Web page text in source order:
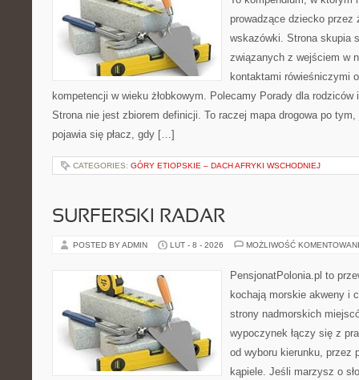
prowadzące dziecko przez
wskazówki. Strona skupia
związanych z wejściem w
kontaktami rówieśniczymi
kompetencji w wieku żłobkowym. Polecamy Porady dla
Strona nie jest zbiorem definicji. To raczej mapa drogowa po
pojawia się płacz, gdy […]
CATEGORIES: GÓRY ETIOPSKIE – DACH AFRYKI WSCHODNIEJ
SURFERSKI RADAR
POSTED BY ADMIN LUT - 8 - 2026 MOŻLIWOŚĆ
PensjonatPolonia.pl to
kochają morskie akweny i
strony nadmorskich
wypoczynek łączy się z
od wyboru kierunku, przez
kąpiele. Jeśli marzysz o